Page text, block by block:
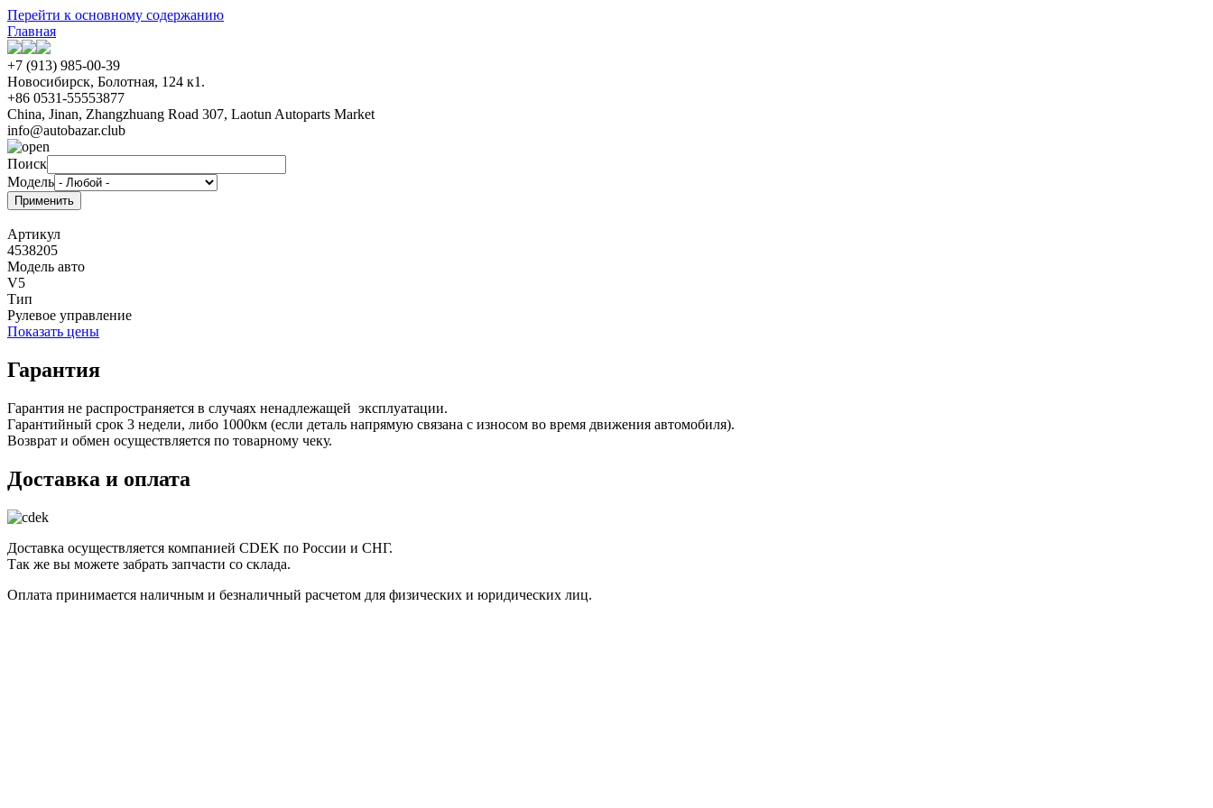
Перейти к основному содержанию
Главная
+7 (913) 985-00-39
Новосибирск, Болотная, 124 к1.
+86 0531-55553877
China, Jinan, Zhangzhuang Road 307, Laotun Autoparts Market
info@autobazar.club
Поиск
Модель
Артикул
4538205
Модель авто
V5
Тип
Рулевое управление
Показать цены
Гарантия
Гарантия не распространяется в случаях ненадлежащей эксплуатации.
Гарантийный срок 3 недели, либо 1000км (если деталь напрямую связана с износом во время движения автомобиля).
Возврат и обмен осуществляется по товарному чеку.
Доставка и оплата
Доставка осуществляется компанией CDEK по России и СНГ.
Так же вы можете забрать запчасти со склада.
Оплата принимается наличным и безналичный расчетом для физических и юридических лиц.